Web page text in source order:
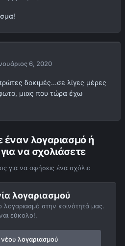
6, 2020
δοκιμές...σε λίγες μέρες
μιας που τώρα έχω
έναν λογαριασμό ή
να σχολιάσετε
για να αφήσεις ένα σχόλιο
λογαριασμού
λογαριασμό στην κοινότητά μας.
εύκολο!.
λογαριασμού